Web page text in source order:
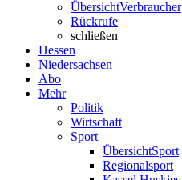
ÜbersichtVerbraucher
Rückrufe
schließen
Hessen
Niedersachsen
Abo
Mehr
Politik
Wirtschaft
Sport
ÜbersichtSport
Regionalsport